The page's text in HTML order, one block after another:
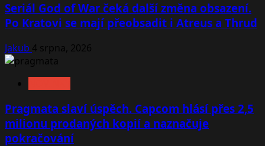
Seriál God of War čeká další změna obsazení.
Po Kratovi se mají přeobsadit i Atreus a Thrud
Jakub 4 srpna, 2026
Pragmata slaví úspěch. Capcom hlásí přes 2,5
milionu prodaných kopií a naznačuje
pokračování